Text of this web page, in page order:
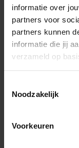
informatie over
partners voor
partners kunnen
informatie die jij
verzameld op
Noodzakelijk
Voorkeuren
Soms zijn wij
met andere
vordering van
Algemene
zonder
rechten of